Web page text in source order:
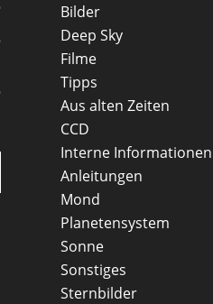
Bilder
Deep Sky
Filme
Tipps
Aus alten Zeiten
CCD
Interne Informationen
Anleitungen
Mond
Planetensystem
Sonne
Sonstiges
Sternbilder